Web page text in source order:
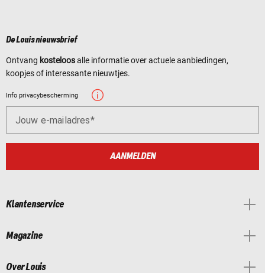
De Louis nieuwsbrief
Ontvang kosteloosalle informatie over actuele aanbiedingen,
koopjes of interessante nieuwtjes.
Info privacybescherming
Jouw e-mailadres
AANMELDEN
Klantenservice
Magazine
Over Louis